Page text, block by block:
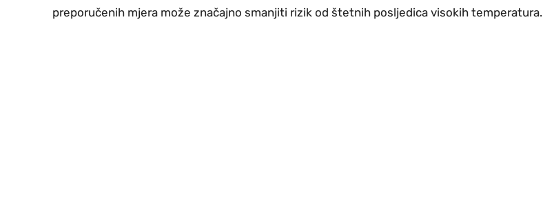
preporučenih mjera može značajno smanjiti rizik od štetnih posljedica visokih temperatura.